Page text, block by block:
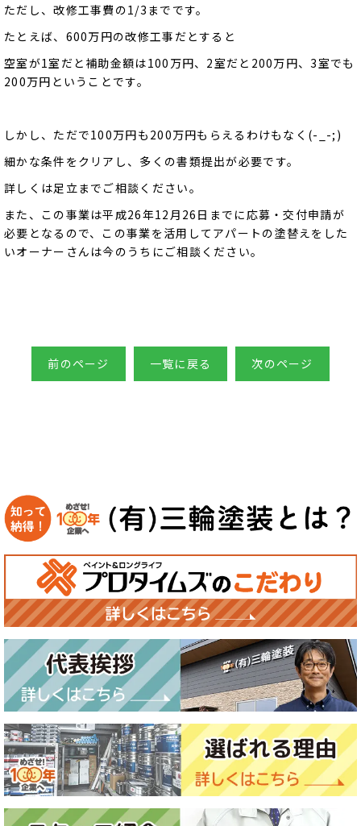
ただし、改修工事費の1/3までです。
たとえば、600万円の改修工事だとすると
空室が1室だと補助金額は100万円、2室だと200万円、3室でも
200万円ということです。
しかし、ただで100万円も200万円もらえるわけもなく(-_-;)
細かな条件をクリアし、多くの書類提出が必要です。
詳しくは足立までご相談ください。
また、この事業は平成26年12月26日までに応募・交付申請が
必要となるので、この事業を活用してアパートの塗替えをした
いオーナーさんは今のうちにご相談ください。
前のページ 一覧に戻る 次のページ